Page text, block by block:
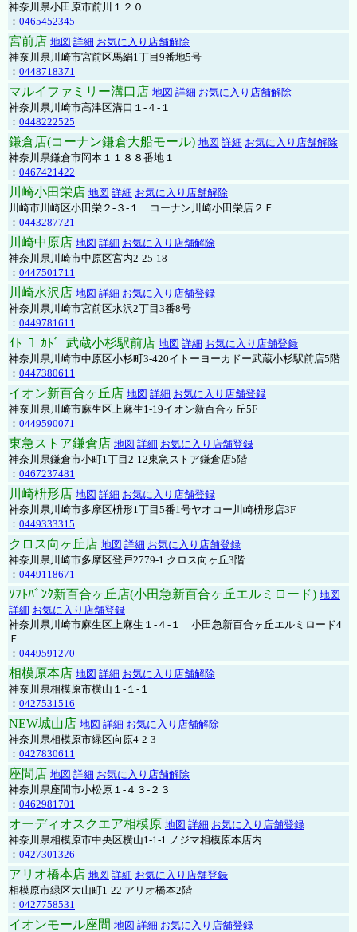
神奈川県小田原市前川１２０
： 0465452345
宮前店 地図 詳細 お気に入り店舗解除
神奈川県川崎市宮前区馬絹1丁目9番地5号
： 0448718371
マルイファミリー溝口店 地図 詳細 お気に入り店舗解除
神奈川県川崎市高津区溝口１-４-１
： 0448222525
鎌倉店(コーナン鎌倉大船モール) 地図 詳細 お気に入り店舗解除
神奈川県鎌倉市岡本１１８８番地１
： 0467421422
川崎小田栄店 地図 詳細 お気に入り店舗解除
川崎市川崎区小田栄２‐３‐１ コーナン川崎小田栄店２Ｆ
： 0443287721
川崎中原店 地図 詳細 お気に入り店舗解除
神奈川県川崎市中原区宮内2-25-18
： 0447501711
川崎水沢店 地図 詳細 お気に入り店舗登録
神奈川県川崎市宮前区水沢2丁目3番8号
： 0449781611
ｲﾄｰﾖｰｶﾄﾞｰ武蔵小杉駅前店 地図 詳細 お気に入り店舗登録
神奈川県川崎市中原区小杉町3-420イトーヨーカドー武蔵小杉駅前店5階
： 0447380611
イオン新百合ヶ丘店 地図 詳細 お気に入り店舗登録
神奈川県川崎市麻生区上麻生1-19イオン新百合ヶ丘5F
： 0449590071
東急ストア鎌倉店 地図 詳細 お気に入り店舗登録
神奈川県鎌倉市小町1丁目2-12東急ストア鎌倉店5階
： 0467237481
川崎枡形店 地図 詳細 お気に入り店舗登録
神奈川県川崎市多摩区枡形1丁目5番1号ヤオコー川崎枡形店3F
： 0449333315
クロス向ヶ丘店 地図 詳細 お気に入り店舗登録
神奈川県川崎市多摩区登戸2779-1 クロス向ヶ丘3階
： 0449118671
ｿﾌﾄﾊﾞﾝｸ新百合ヶ丘店(小田急新百合ヶ丘エルミロード) 地図
詳細 お気に入り店舗登録
神奈川県川崎市麻生区上麻生１-４-１ 小田急新百合ヶ丘エルミロード4
Ｆ
： 0449591270
相模原本店 地図 詳細 お気に入り店舗解除
神奈川県相模原市横山１-１-１
： 0427531516
NEW城山店 地図 詳細 お気に入り店舗解除
神奈川県相模原市緑区向原4-2-3
： 0427830611
座間店 地図 詳細 お気に入り店舗解除
神奈川県座間市小松原１-４３-２３
： 0462981701
オーディオスクエア相模原 地図 詳細 お気に入り店舗登録
神奈川県相模原市中央区横山1-1-1 ノジマ相模原本店内
： 0427301326
アリオ橋本店 地図 詳細 お気に入り店舗登録
相模原市緑区大山町1-22 アリオ橋本2階
： 0427758531
イオンモール座間 地図 詳細 お気に入り店舗登録